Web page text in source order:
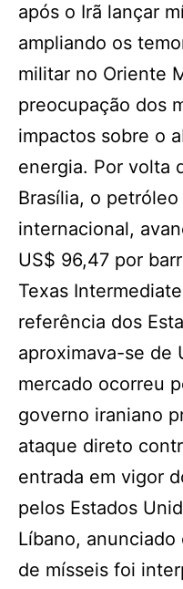
após o Irã lançar
ampliando os
militar no Oriente
preocupação dos
impactos sobre o
energia. Por volta
Brasília, o
internacional,
US$ 96,47 por
Texas
referência dos
aproximava-se de
mercado ocorreu
governo iraniano
ataque direto
entrada em vigor
pelos Estados
Líbano, anunciado
de mísseis foi